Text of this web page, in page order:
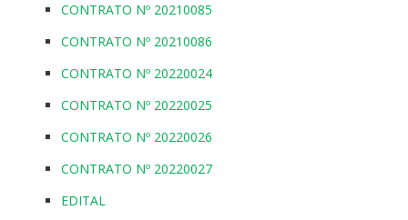
CONTRATO Nº 20210085
CONTRATO Nº 20210086
CONTRATO Nº 20220024
CONTRATO Nº 20220025
CONTRATO Nº 20220026
CONTRATO Nº 20220027
EDITAL